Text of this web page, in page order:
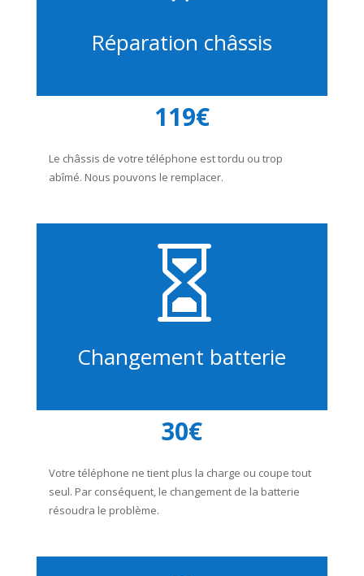
Réparation châssis
119€
Le châssis de votre téléphone est tordu ou trop
abîmé. Nous pouvons le remplacer.

Changement batterie
30€
Votre téléphone ne tient plus la charge ou coupe tout
seul. Par conséquent, le changement de la batterie
résoudra le problème.